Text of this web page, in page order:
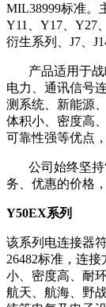
MIL38999标准。
Y11、Y17、Y27
衍生系列、J7、
产品适用于战
电力、通讯信号
测系统、新能源
体积小、密度高
可靠性强等优点
公司始终坚持“
务、优惠的价格
Y50EX系列
该系列电连接器
26482标准，连
小、密度高、耐
航天、航海、野